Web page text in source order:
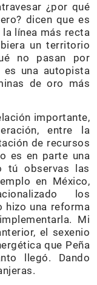
¿por qué
dicen que es
la línea más recta
un territorio
no pasan por
es una autopista
de oro más
importante,
entre la
de recursos
es en parte una
tú observas las
en México,
los
hizo una reforma
Mi
el sexenio
que Peña
llegó. Dando